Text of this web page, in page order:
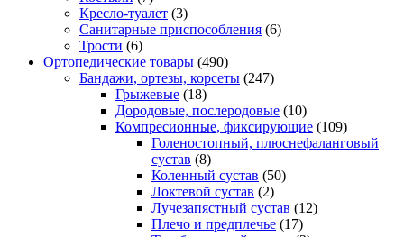
Кресло-туалет (3)
Санитарные приспособления (6)
Трости (6)
Ортопедические товары (490)
Бандажи, ортезы, корсеты (247)
Грыжевые (18)
Дородовые, послеродовые (10)
Компресионные, фиксирующие (109)
Голеностопный, плюснефаланговый
сустав (8)
Коленный сустав (50)
Локтевой сустав (2)
Лучезапястный сустав (12)
Плечо и предплечье (17)